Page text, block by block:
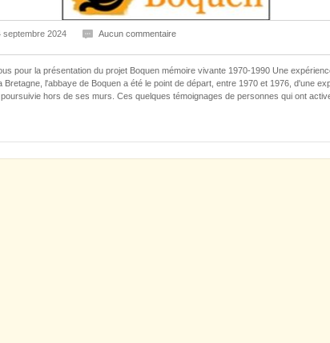
septembre 2024 Aucun commentaire
pour la présentation du projet Boquen mémoire vivante 1970-1990 Une
Bretagne, l'abbaye de Boquen a été le point de départ, entre 1970 et 1976, d'une
hors de ses murs. Ces quelques témoignages de personnes qui ont